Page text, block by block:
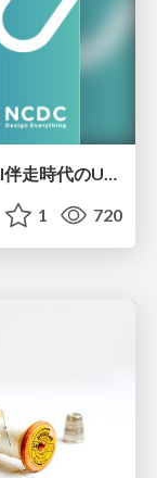
「ツール」から「パートナー」へ。AI伴走時代のUXデザインとは？～操作を減らし、成果を最大にするための設計～
1 720